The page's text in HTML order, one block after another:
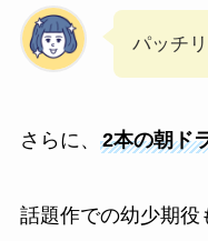
パッチ
さらに、 2本の朝ド
話題作での幼少期役